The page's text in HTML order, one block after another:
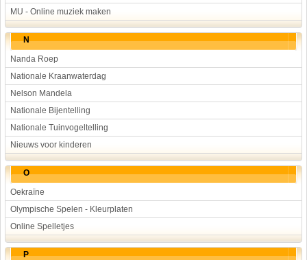
MU - Online muziek maken
N
Nanda Roep
Nationale Kraanwaterdag
Nelson Mandela
Nationale Bijentelling
Nationale Tuinvogeltelling
Nieuws voor kinderen
O
Oekraïne
Olympische Spelen - Kleurplaten
Online Spelletjes
P